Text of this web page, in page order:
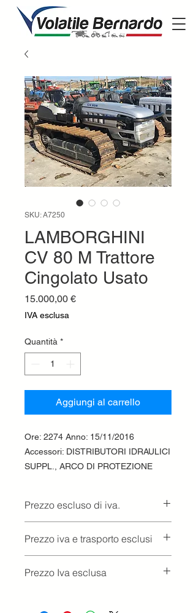
SKU: A7250
LAMBORGHINI
CV 80 M Trattore
Cingolato Usato
15.000,00 €Prezzo
IVA esclusa
Quantità *
Aggiungi al carrello
Ore: 2274 Anno: 15/11/2016
Accessori: DISTRIBUTORI IDRAULICI
SUPPL., ARCO DI PROTEZIONE
Prezzo escluso di iva.
Prezzo iva e trasporto esclusi
Prezzo Iva esclusa